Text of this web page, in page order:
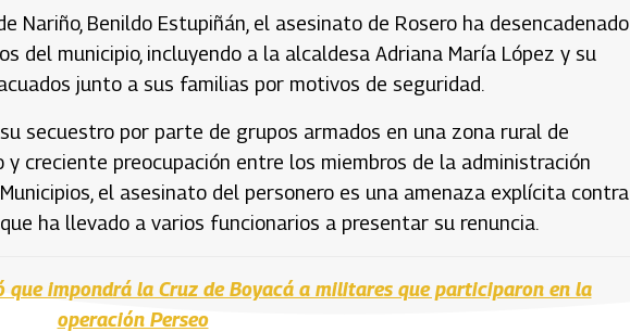
Nariño, Benildo Estupiñán, el asesinato de Rosero ha desencadenado
del municipio, incluyendo a la alcaldesa Adriana María López y su
junto a sus familias por motivos de seguridad.
secuestro por parte de grupos armados en una zona rural de
y creciente preocupación entre los miembros de la administración
el asesinato del personero es una amenaza explícita contra
ha llevado a varios funcionarios a presentar su renuncia.
que impondrá la Cruz de Boyacá a militares que participaron en la
operación Perseo